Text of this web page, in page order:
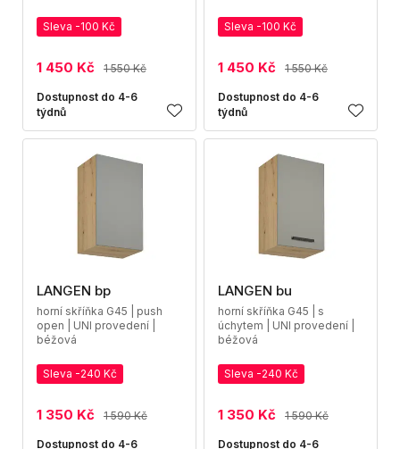
Sleva -100 Kč
1 450 Kč 1 550 Kč
Dostupnost do 4-6
týdnů
Sleva -100 Kč
1 450 Kč 1 550 Kč
Dostupnost do 4-6
týdnů
LANGEN bp
horní skříňka G45 | push
open | UNI provedení |
béžová
Sleva -240 Kč
1 350 Kč 1 590 Kč
Dostupnost do 4-6
LANGEN bu
horní skříňka G45 | s
úchytem | UNI provedení |
béžová
Sleva -240 Kč
1 350 Kč 1 590 Kč
Dostupnost do 4-6